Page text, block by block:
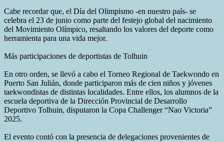
Cabe recordar que, el Día del Olimpismo -en nuestro país- se
celebra el 23 de junio como parte del festejo global del nacimiento
del Movimiento Olímpico, resaltando los valores del deporte como
herramienta para una vida mejor.
Más participaciones de deportistas de Tolhuin
En otro orden, se llevó a cabo el Torneo Regional de Taekwondo en
Puerto San Julián, donde participaron más de cien niños y jóvenes
taekwondistas de distintas localidades. Entre ellos, los alumnos de la
escuela deportiva de la Dirección Provincial de Desarrollo
Deportivo Tolhuin, disputaron la Copa Challenger “Nao Victoria”
2025.
El evento contó con la presencia de delegaciones provenientes de